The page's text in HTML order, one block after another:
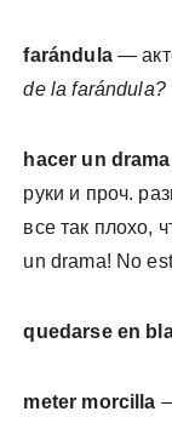
farándula—
de la farándula?
hacer un drama
руки и проч.
все так плохо,
un drama! No
quedarse en
meter morcilla